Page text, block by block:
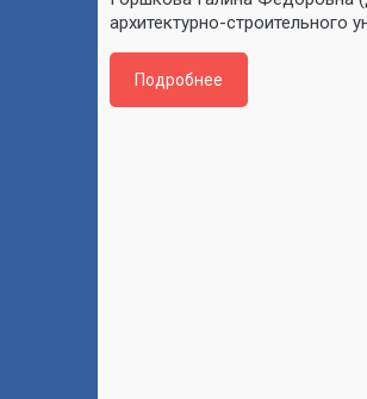
архитектурно-строительного
Подробнее